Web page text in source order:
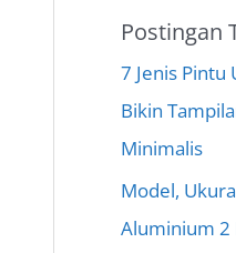
Postingan
7 Jenis Pintu
Bikin
Minimalis
Model,
Aluminium 2